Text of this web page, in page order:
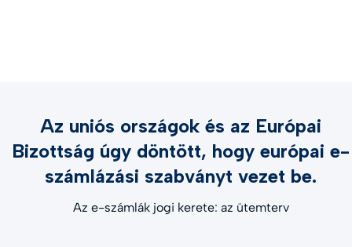
Az uniós országok és az Európai
Bizottság úgy döntött, hogy európai e-
számlázási szabványt vezet be.
Az e-számlák jogi kerete: az ütemterv